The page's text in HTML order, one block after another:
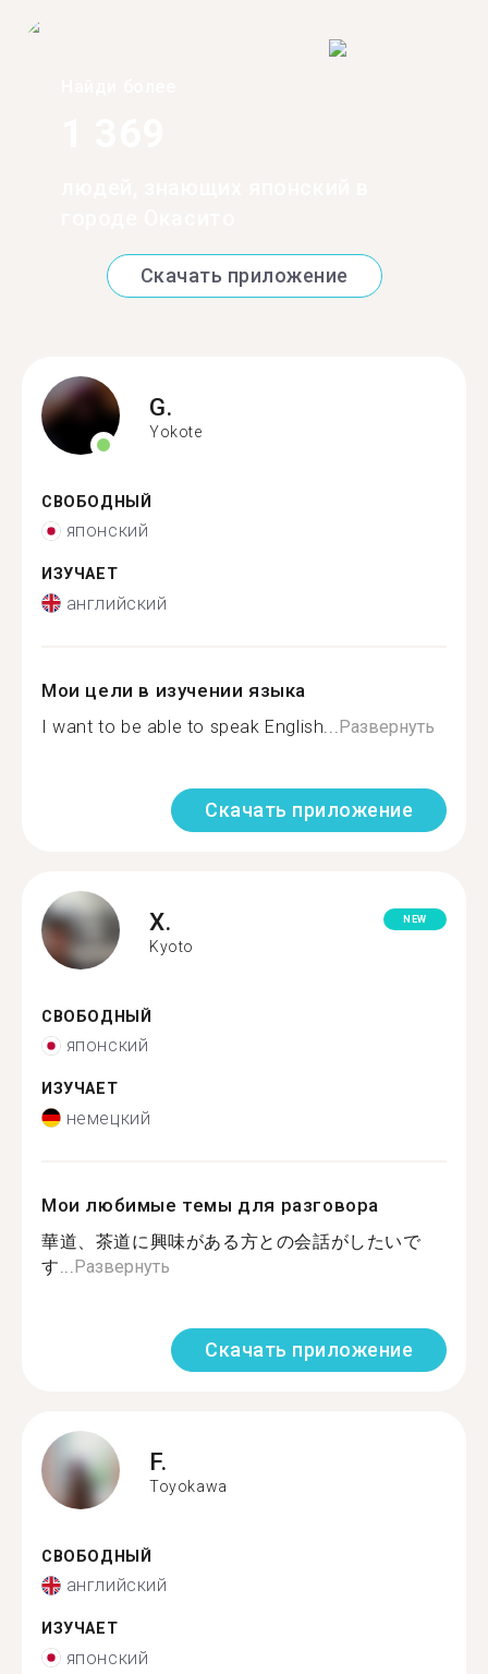
Скачать приложение
G.
Yokote
СВОБОДНЫЙ
японский
ИЗУЧАЕТ
английский
Мои цели в изучении языка
I want to be able to speak English... Развернуть
Скачать приложение
X.
Kyoto
NEW
СВОБОДНЫЙ
японский
ИЗУЧАЕТ
немецкий
Мои любимые темы для разговора
華道、茶道に興味がある方との会話がしたいで
す... Развернуть
Скачать приложение
F.
Toyokawa
СВОБОДНЫЙ
английский
ИЗУЧАЕТ
японский